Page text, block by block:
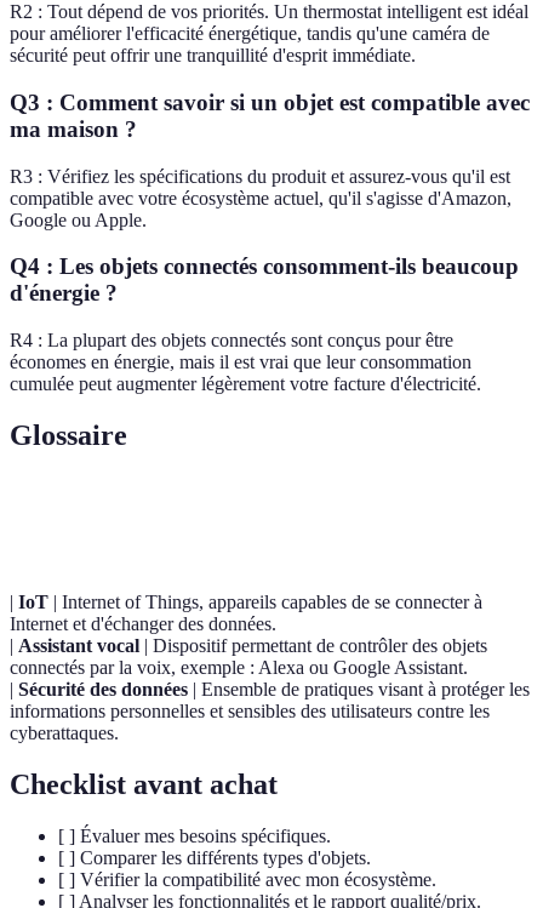
R2 : Tout dépend de vos priorités. Un thermostat intelligent est idéal
pour améliorer l'efficacité énergétique, tandis qu'une caméra de
sécurité peut offrir une tranquillité d'esprit immédiate.
Q3 : Comment savoir si un objet est compatible avec
ma maison ?
R3 : Vérifiez les spécifications du produit et assurez-vous qu'il est
compatible avec votre écosystème actuel, qu'il s'agisse d'Amazon,
Google ou Apple.
Q4 : Les objets connectés consomment-ils beaucoup
d'énergie ?
R4 : La plupart des objets connectés sont conçus pour être
économes en énergie, mais il est vrai que leur consommation
cumulée peut augmenter légèrement votre facture d'électricité.
Glossaire
| IoT | Internet of Things, appareils capables de se connecter à
Internet et d'échanger des données.
| Assistant vocal | Dispositif permettant de contrôler des objets
connectés par la voix, exemple : Alexa ou Google Assistant.
| Sécurité des données | Ensemble de pratiques visant à protéger les
informations personnelles et sensibles des utilisateurs contre les
cyberattaques.
Checklist avant achat
[ ] Évaluer mes besoins spécifiques.
[ ] Comparer les différents types d'objets.
[ ] Vérifier la compatibilité avec mon écosystème.
[ ] Analyser les fonctionnalités et le rapport qualité/prix.